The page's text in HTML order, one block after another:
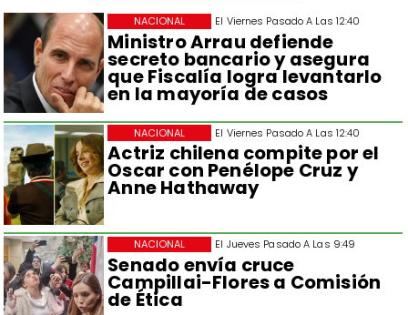
El Viernes Pasado A Las 12:40
Ministro Arrau defiende
secreto bancario y asegura
que Fiscalía logra levantarlo
en la mayoría de casos
NACIONAL
El Viernes Pasado A Las 12:40
Actriz chilena compite por el
Oscar con Penélope Cruz y
Anne Hathaway
NACIONAL
El Jueves Pasado A Las 9:49
Senado envía cruce
Campillai-Flores a Comisión
de Ética
NACIONAL